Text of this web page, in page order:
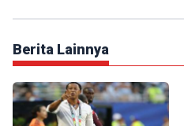
Berita Lainnya